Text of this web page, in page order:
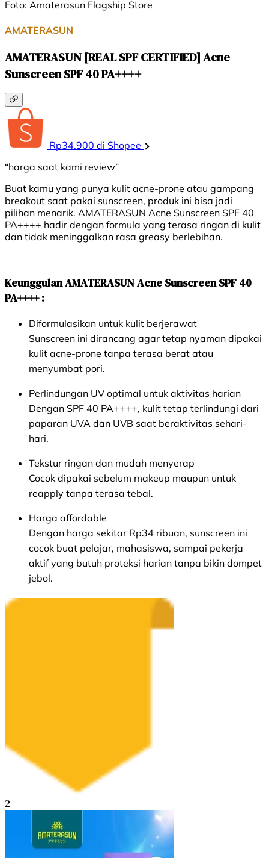
Foto: Amaterasun Flagship Store
AMATERASUN
AMATERASUN [REAL SPF CERTIFIED] Acne
Sunscreen SPF 40 PA++++
Rp34.900 di Shopee
“harga saat kami review”
Buat kamu yang punya kulit acne-prone atau gampang
breakout saat pakai sunscreen, produk ini bisa jadi
pilihan menarik. AMATERASUN Acne Sunscreen SPF 40
PA++++ hadir dengan formula yang terasa ringan di kulit
dan tidak meninggalkan rasa greasy berlebihan.
Keunggulan AMATERASUN Acne Sunscreen SPF 40
PA++++ :
Diformulasikan untuk kulit berjerawat
Sunscreen ini dirancang agar tetap nyaman dipakai
kulit acne-prone tanpa terasa berat atau
menyumbat pori.
Perlindungan UV optimal untuk aktivitas harian
Dengan SPF 40 PA++++, kulit tetap terlindungi dari
paparan UVA dan UVB saat beraktivitas sehari-
hari.
Tekstur ringan dan mudah menyerap
Cocok dipakai sebelum makeup maupun untuk
reapply tanpa terasa tebal.
Harga affordable
Dengan harga sekitar Rp34 ribuan, sunscreen ini
cocok buat pelajar, mahasiswa, sampai pekerja
aktif yang butuh proteksi harian tanpa bikin dompet
jebol.
2